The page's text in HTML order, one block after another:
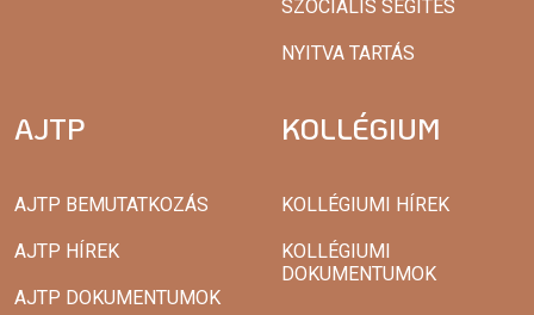
SZOCIÁLIS SEGÍTÉS
NYITVA TARTÁS
AJTP
AJTP BEMUTATKOZÁS
AJTP HÍREK
AJTP DOKUMENTUMOK
KOLLÉGIUM
KOLLÉGIUMI HÍREK
KOLLÉGIUMI
DOKUMENTUMOK